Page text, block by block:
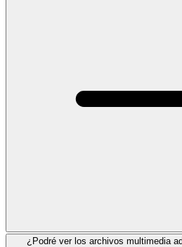
¿Podré ver los archivos multimedia